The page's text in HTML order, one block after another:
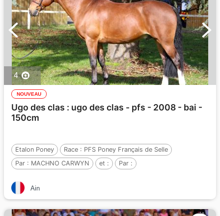
4
NOUVEAU
Ugo des clas : ugo des clas - pfs - 2008 - bai -
150cm
Etalon Poney Race : PFS Poney Français de Selle
Par : MACHNO CARWYN et : Par :
Ain